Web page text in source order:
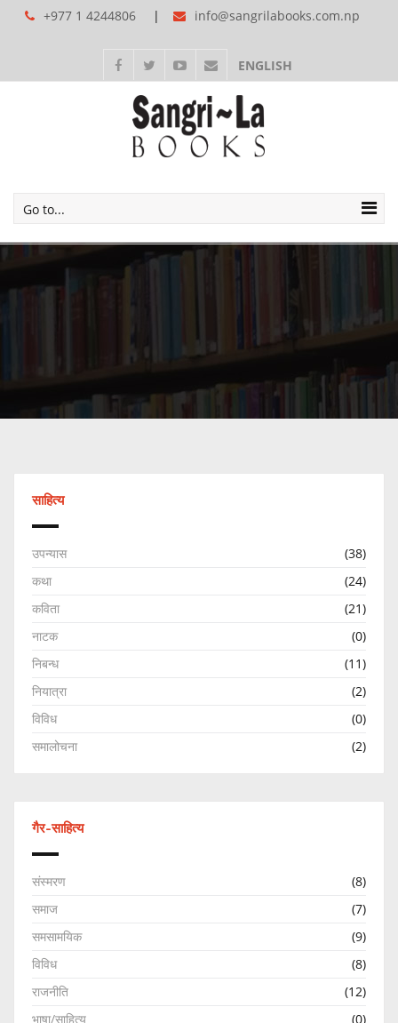
+977 1 4244806 info@sangrilabooks.com.np
ENGLISH
Go to...
साहित्य
उपन्यास
(38)
कथा
(24)
कविता
(21)
नाटक
(0)
निबन्ध
(11)
नियात्रा
(2)
विविध
(0)
समालोचना
(2)
गैर-साहित्य
संस्मरण
(8)
समाज
(7)
समसामयिक
(9)
विविध
(8)
राजनीति
(12)
भाषा/साहित्य
(0)